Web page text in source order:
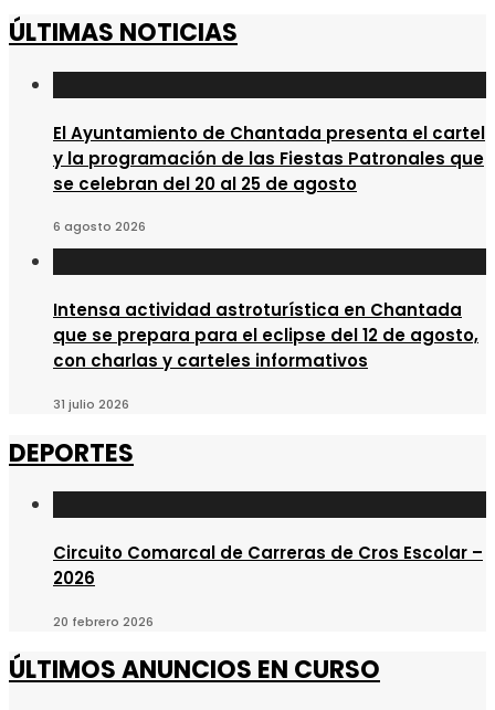
ÚLTIMAS NOTICIAS
El Ayuntamiento de Chantada presenta el cartel
y la programación de las Fiestas Patronales que
se celebran del 20 al 25 de agosto
6 agosto 2026
Intensa actividad astroturística en Chantada
que se prepara para el eclipse del 12 de agosto,
con charlas y carteles informativos
31 julio 2026
DEPORTES
Circuito Comarcal de Carreras de Cros Escolar –
2026
20 febrero 2026
ÚLTIMOS ANUNCIOS EN CURSO